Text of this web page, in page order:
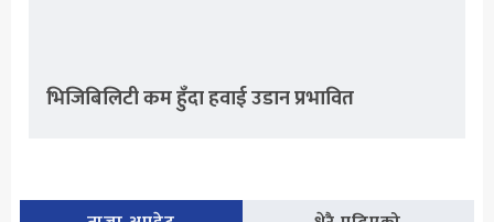
भिजिबिलिटी कम हुँदा हवाई उडान प्रभावित